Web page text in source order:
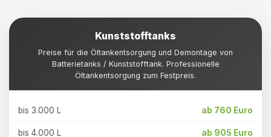
Kunststofftanks
Preise für die Öltankentsorgung und Demontage von
Batterietanks / Kunststofftank. Professionelle
Öltankentsorgung zum Festpreis.
bis 3.000 L ab 760 Euro
bis 4.000 L ab 905 Euro